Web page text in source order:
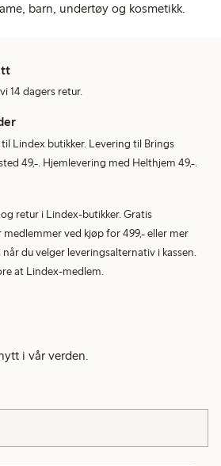
barn, undertøy og kosmetikk.
14 dagers retur.
Lindex butikker. Levering til Brings
49,-. Hjemlevering med Helthjem 49,-.
retur i Lindex-butikker. Gratis
ved kjøp for 499,- eller mer
du velger leveringsalternativ i kassen.
at Lindex-medlem.
i vår verden.